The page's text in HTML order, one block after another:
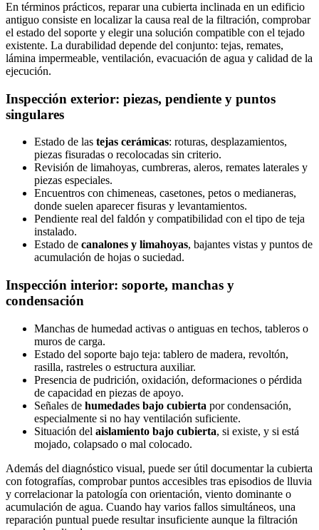
En términos prácticos, reparar una cubierta inclinada en un edificio
antiguo consiste en localizar la causa real de la filtración, comprobar
el estado del soporte y elegir una solución compatible con el tejado
existente. La durabilidad depende del conjunto: tejas, remates,
lámina impermeable, ventilación, evacuación de agua y calidad de la
ejecución.
Inspección exterior: piezas, pendiente y puntos
singulares
Estado de las tejas cerámicas: roturas, desplazamientos,
piezas fisuradas o recolocadas sin criterio.
Revisión de limahoyas, cumbreras, aleros, remates laterales y
piezas especiales.
Encuentros con chimeneas, casetones, petos o medianeras,
donde suelen aparecer fisuras y levantamientos.
Pendiente real del faldón y compatibilidad con el tipo de teja
instalado.
Estado de canalones y limahoyas, bajantes vistas y puntos de
acumulación de hojas o suciedad.
Inspección interior: soporte, manchas y
condensación
Manchas de humedad activas o antiguas en techos, tableros o
muros de carga.
Estado del soporte bajo teja: tablero de madera, revoltón,
rasilla, rastreles o estructura auxiliar.
Presencia de pudrición, oxidación, deformaciones o pérdida
de capacidad en piezas de apoyo.
Señales de humedades bajo cubierta por condensación,
especialmente si no hay ventilación suficiente.
Situación del aislamiento bajo cubierta, si existe, y si está
mojado, colapsado o mal colocado.
Además del diagnóstico visual, puede ser útil documentar la cubierta
con fotografías, comprobar puntos accesibles tras episodios de lluvia
y correlacionar la patología con orientación, viento dominante o
acumulación de agua. Cuando hay varios fallos simultáneos, una
reparación puntual puede resultar insuficiente aunque la filtración